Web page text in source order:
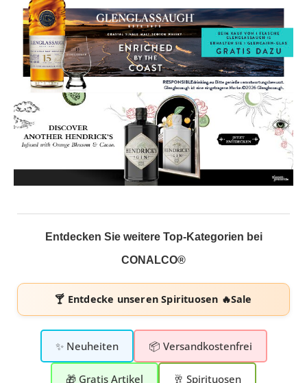
Entdecken Sie weitere Top-Kategorien bei
CONALCO®
🍸 Entdecke unserenSpirituosen 🔥Sale
✨ Neuheiten 📦 Versandkostenfrei
🎁 Gratis Artikel 🥂 Spirituosen